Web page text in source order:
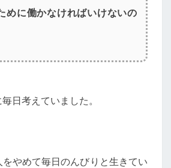
れ
ば
に
ら
めに働かなければいけないの
日考えていました。
やめて毎日のんびりと生きてい